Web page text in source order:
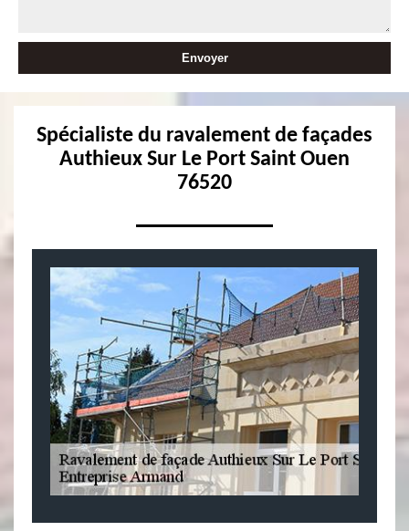
Spécialiste du ravalement de façades
Authieux Sur Le Port Saint Ouen
76520